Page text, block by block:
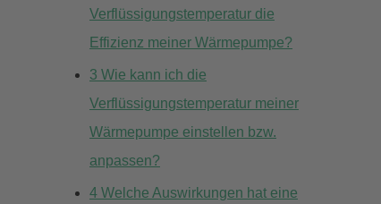
Verflüssigungstemperatur die
Effizienz meiner Wärmepumpe?
3 Wie kann ich die
Verflüssigungstemperatur meiner
Wärmepumpe einstellen bzw.
anpassen?
4 Welche Auswirkungen hat eine